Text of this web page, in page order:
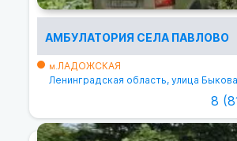
АМБУЛАТОРИЯ СЕЛА ПАВЛОВО
м.ЛАДОЖСКАЯ
Ленинградская область, улица
8